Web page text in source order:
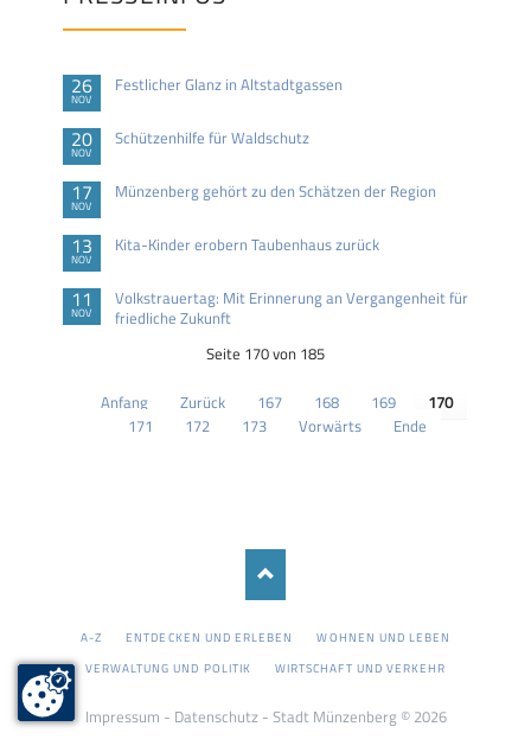
26
NOV
Festlicher Glanz in Altstadtgassen
20
NOV
Schützenhilfe für Waldschutz
17
NOV
Münzenberg gehört zu den Schätzen der Region
13
NOV
Kita-Kinder erobern Taubenhaus zurück
11
NOV
Volkstrauertag: Mit Erinnerung an Vergangenheit für
friedliche Zukunft
Seite 170 von 185
Anfang Zurück 167 168 169
170
171
172 173 Vorwärts Ende
NAVIGATION
A-Z ENTDECKEN UND ERLEBEN
WOHNEN UND LEBEN
VERWALTUNG UND POLITIK
WIRTSCHAFT UND VERKEHR
Impressum - Datenschutz- Stadt Münzenberg © 2026